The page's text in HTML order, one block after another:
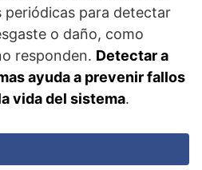
periódicas para detectar
o daño, como
responden. Detectar a
ayuda a prevenir fallos
vida del sistema.